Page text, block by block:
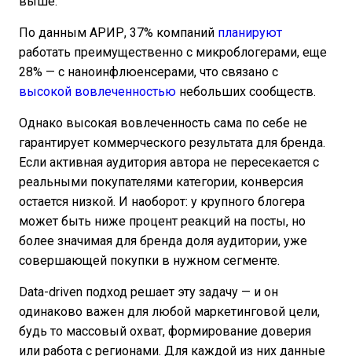
По данным АРИР, 37% компаний планируют
работать преимущественно с микроблогерами, еще
28% — с наноинфлюенсерами, что связано с
высокой вовлеченностью небольших сообществ.
Однако высокая вовлеченность сама по себе не
гарантирует коммерческого результата для бренда.
Если активная аудитория автора не пересекается с
реальными покупателями категории, конверсия
остается низкой. И наоборот: у крупного блогера
может быть ниже процент реакций на посты, но
более значимая для бренда доля аудитории, уже
совершающей покупки в нужном сегменте.
Data-driven подход решает эту задачу — и он
одинаково важен для любой маркетинговой цели,
будь то массовый охват, формирование доверия
или работа с регионами. Для каждой из них данные